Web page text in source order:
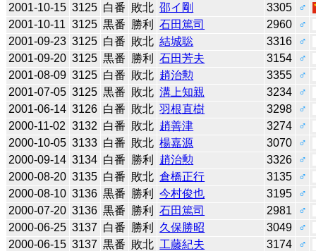
2001-10-15 3125 白番 敗北 邵イ剛 3305
♂
2001-10-11 3125 黒番 勝利 石田篤司 2960
♂
2001-09-23 3125 白番 敗北 結城聡 3316
♂
2001-09-20 3125 黒番 勝利 石田芳夫 3154
♂
2001-08-09 3125 白番 敗北 趙治勲 3355
♂
2001-07-05 3125 黒番 敗北 溝上知親 3234
♂
2001-06-14 3126 白番 敗北 羽根直樹 3298
♂
2000-11-02 3132 白番 敗北 趙善津 3274
♂
2000-10-05 3133 白番 敗北 楊嘉源 3070
♂
2000-09-14 3134 白番 勝利 趙治勲 3326
♂
2000-08-20 3135 白番 敗北 倉橋正行 3135
♂
2000-08-10 3136 黒番 勝利 今村俊也 3195
♂
2000-07-20 3136 黒番 勝利 石田篤司 2981
♂
2000-06-25 3137 白番 勝利 久保勝昭 3049
♂
2000-06-15 3137 黒番 敗北 工藤紀夫 3174
♂